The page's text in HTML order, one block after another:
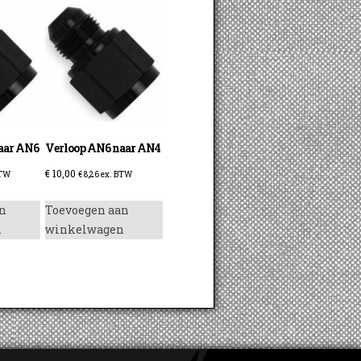
AN6 Verloop AN6 naar AN4
€10,00 €8,26ex. BTW
Toevoegen aan
winkelwagen